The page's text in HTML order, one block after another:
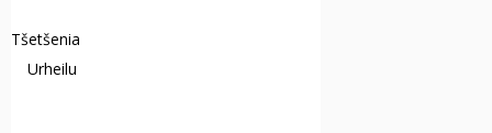
Tšetšenia
Urheilu